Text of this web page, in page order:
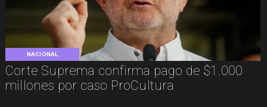
NACIONAL
Corte Suprema confirma pago de $1.000
millones por caso ProCultura